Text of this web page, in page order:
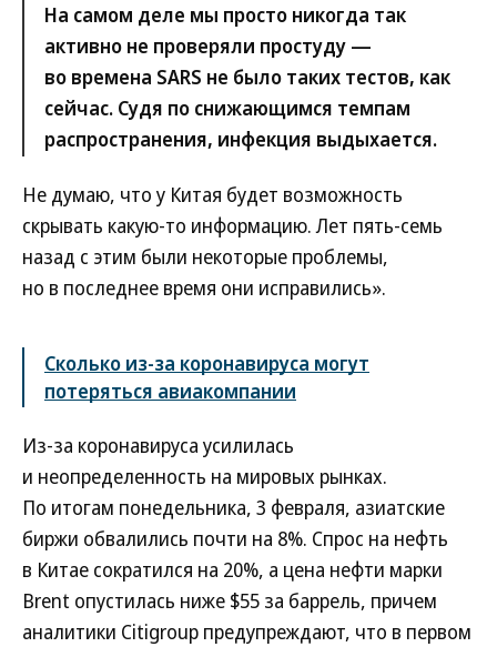
На самом деле мы просто никогда так
активно не проверяли простуду —
во времена SARS не было таких тестов, как
сейчас. Судя по снижающимся темпам
распространения, инфекция выдыхается.
Не думаю, что у Китая будет возможность
скрывать какую-то информацию. Лет пять-семь
назад с этим были некоторые проблемы,
но в последнее время они исправились».
Сколько из-за коронавируса могут
потеряться авиакомпании
Из-за коронавируса усилилась
и неопределенность на мировых рынках.
По итогам понедельника, 3 февраля, азиатские
биржи обвалились почти на 8%. Спрос на нефть
в Китае сократился на 20%, а цена нефти марки
Brent опустилась ниже $55 за баррель, причем
аналитики Citigroup предупреждают, что в первом